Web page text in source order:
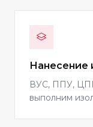
Нанесение
ВУС, ППУ,
выполним